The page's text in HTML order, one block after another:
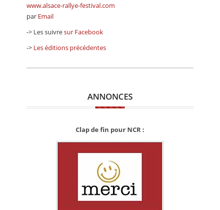
www.alsace-rallye-festival.com
par Email
-> Les suivresur Facebook
-> Les éditions précédentes
ANNONCES
Clap de fin pour NCR :